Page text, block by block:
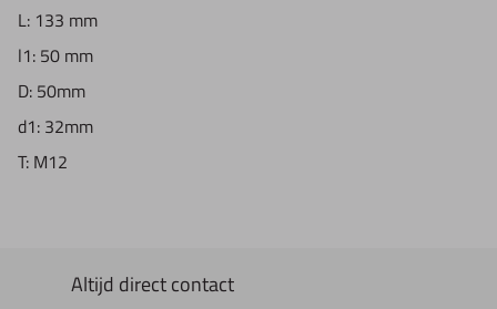
L: 133 mm
l1: 50 mm
D: 50mm
d1: 32mm
T: M12
Altijd direct contact